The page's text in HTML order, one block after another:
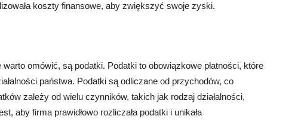
koszty finansowe, aby zwiększyć swoje zyski.
omówić, są podatki. Podatki to obowiązkowe płatności, które
państwa. Podatki są odliczane od przychodów, co
zależy od wielu czynników, takich jak rodzaj działalności,
aby firma prawidłowo rozliczała podatki i unikała